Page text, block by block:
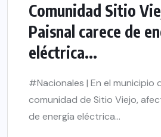
Comunidad Sitio
Paisnal carece de
eléctrica...
#Nacionales | En el municipio
comunidad de Sitio Viejo,
de energía eléctrica...